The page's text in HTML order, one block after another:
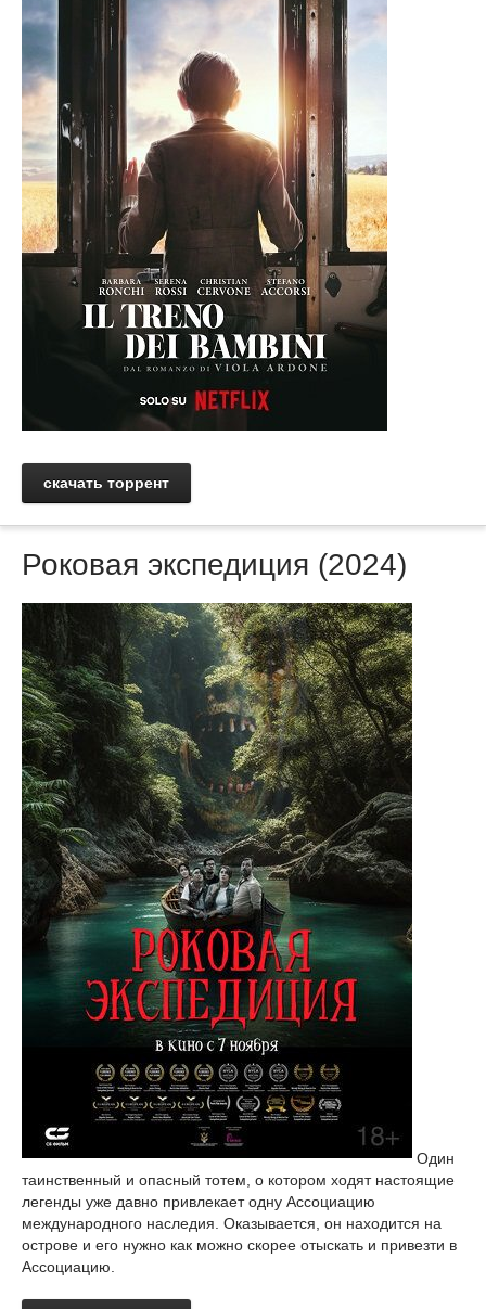
скачать торрент
Роковая экспедиция (2024)
Один
таинственный и опасный тотем, о котором ходят настоящие
легенды уже давно привлекает одну Ассоциацию
международного наследия. Оказывается, он находится на
острове и его нужно как можно скорее отыскать и привезти в
Ассоциацию.